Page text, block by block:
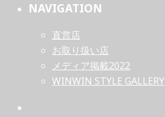
NAVIGATION
直営店
お取り扱い店
メディア掲載2022
WINWIN STYLE GALLERY